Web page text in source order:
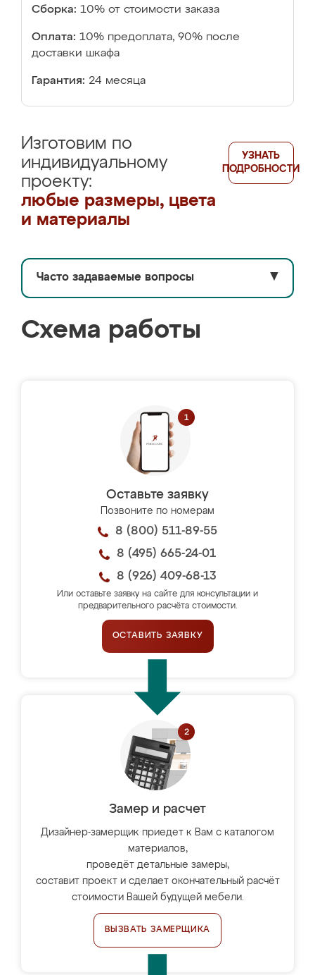
Сборка: 10% от стоимости заказа
Оплата: 10% предоплата, 90% после
доставки шкафа
Гарантия: 24 месяца
Изготовим по
индивидуальному
проекту:
любые размеры, цвета
и материалы
УЗНАТЬ
ПОДРОБНОСТИ
Часто задаваемые вопросы ▼
Схема работы
Оставьте заявку
Позвоните по номерам
8 (800) 511-89-55
8 (495) 665-24-01
8 (926) 409-68-13
Или оставьте заявку на сайте для консультации и
предварительного расчёта стоимости.
ОСТАВИТЬ ЗАЯВКУ
Замер и расчет
Дизайнер-замерщик приедет к Вам с каталогом
материалов,
проведёт детальные замеры,
составит проект и сделает окончательный расчёт
стоимости Вашей будущей мебели.
ВЫЗВАТЬ ЗАМЕРЩИКА